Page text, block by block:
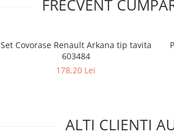
FRECVENT
Set Covorase Renault Arkana tip tavita
603484
178,20 Lei
ALTI CLIENTI